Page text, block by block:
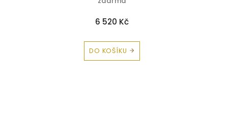
6 520 Kč
DO KOŠÍKU